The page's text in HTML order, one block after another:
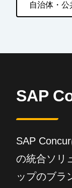
自治体・
SAP
SAP
の統合ソリ
ップのブラ